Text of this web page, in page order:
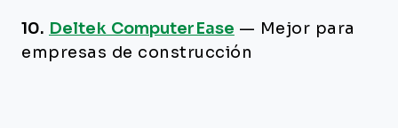
10. Deltek ComputerEase — Mejor para
empresas de construcción